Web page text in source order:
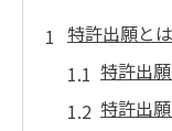
特許出願と
特許出
特許出